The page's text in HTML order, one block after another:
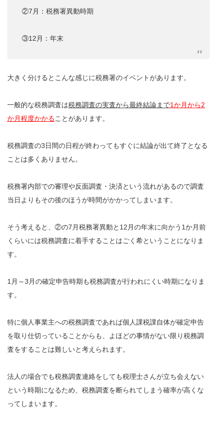
②7月：税務署異動時期
③12月：年末
大きく分けるとこんな感じに税務署のイベントがあります。
一般的な税務調査は税務調査の実査から最終結論まで1か月から2
か月程度かかることがあります。
税務調査の3日間の日程が終わってもすぐに結論が出て終了となる
ことは多くありません。
税務署内部での審理や反面調査・決済という流れがあるので調査
当日よりもその後のほうが時間がかかってしまいます。
そう考えると、②の7月税務署異動と12月の年末に向かう1か月前
くらいには税務調査に着手することはごく希ということになりま
す。
1月～3月の確定申告時期も税務調査が行われにくい時期になりま
す。
特に個人事業主への税務調査であれば個人課税課自体が確定申告
を取り仕切っていることからも、よほどの事情がない限り税務調
査をすることは難しいと考えられます。
法人の場合でも税務調査連絡をしても税理士さんが立ち会えない
という時期になるため、税務調査を断られてしまう確率が高くな
ってしまいます。